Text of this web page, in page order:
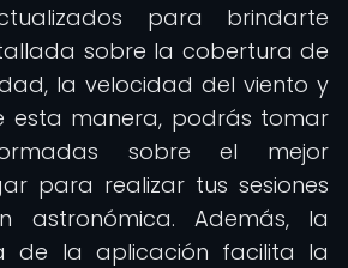
para brindarte
sobre la cobertura de
la velocidad del viento y
esta manera, podrás tomar
sobre el mejor
para realizar tus sesiones
astronómica. Además, la
de la aplicación facilita la